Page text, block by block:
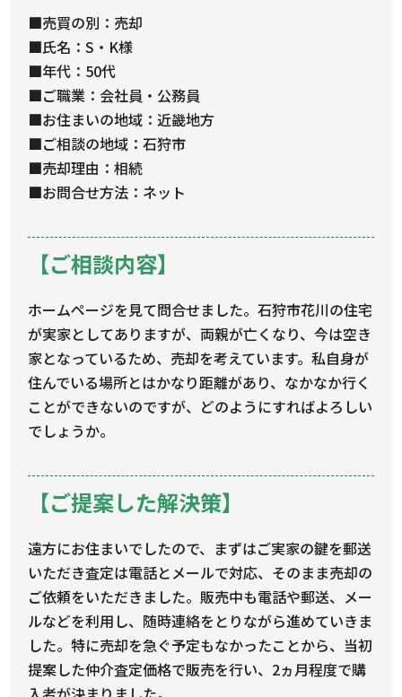
■売買の別：売却
■氏名：S・K様
■年代：50代
■ご職業：会社員・公務員
■お住まいの地域：近畿地方
■ご相談の地域：石狩市
■売却理由：相続
■お問合せ方法：ネット
【ご相談内容】
ホームページを見て問合せました。石狩市花川の住宅
が実家としてありますが、両親が亡くなり、今は空き
家となっているため、売却を考えています。私自身が
住んでいる場所とはかなり距離があり、なかなか行く
ことができないのですが、どのようにすればよろしい
でしょうか。
【ご提案した解決策】
遠方にお住まいでしたので、まずはご実家の鍵を郵送
いただき査定は電話とメールで対応、そのまま売却の
ご依頼をいただきました。販売中も電話や郵送、メー
ルなどを利用し、随時連絡をとりながら進めていきま
した。特に売却を急ぐ予定もなかったことから、当初
提案した仲介査定価格で販売を行い、2ヵ月程度で購